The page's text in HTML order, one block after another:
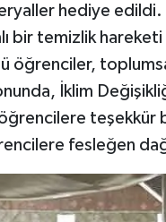
hediye edildi.
bir temizlik
toplumsal
İklim
teşekkür
fesleğen